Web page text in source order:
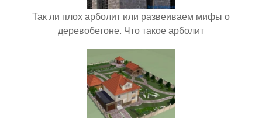
Так ли плох арболит или развеиваем мифы о
деревобетоне. Что такое арболит